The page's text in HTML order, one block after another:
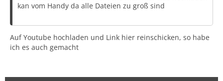
kan vom Handy da alle Dateien zu groß sind
Auf Youtube hochladen und Link hier reinschicken, so habe
ich es auch gemacht